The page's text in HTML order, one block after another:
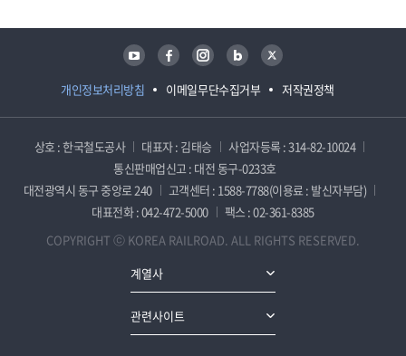
개인정보처리방침 이메일무단수집거부 저작권정책
유튜브 페이스북 인스타그램 블로그 트위터
상호 : 한국철도공사 대표자 : 김태승
사업자등록 : 314-82-10024
통신판매업신고 : 대전 동구-0233호
대전광역시 동구 중앙로 240
고객센터 : 1588-7788(이용료 : 발신자부담)
대표전화 : 042-472-5000
팩스 : 02-361-8385
COPYRIGHT ⓒ KOREA RAILROAD. ALL RIGHTS RESERVED.
계열사
관련사이트